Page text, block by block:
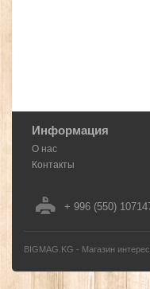
Информация
О нас
Контакты
+ 996 (550)
BIGMAG.KG - Магазин
без письменного